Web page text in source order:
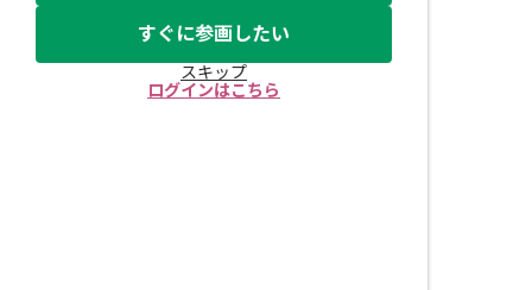
すぐに参画したい
スキップ
ログインはこちら